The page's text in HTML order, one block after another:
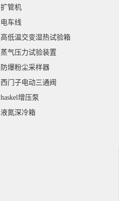
扩管机
电车线
高低温交变湿热试验箱
蒸气压力试验装置
防爆粉尘采样器
西门子电动三通阀
haskel增压泵
液氮深冷箱